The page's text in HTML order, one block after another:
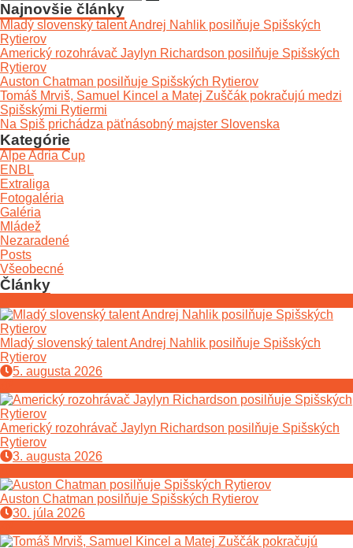
Najnovšie články
Mladý slovenský talent Andrej Nahlik posilňuje Spišských
Rytierov
Americký rozohrávač Jaylyn Richardson posilňuje Spišských
Rytierov
Auston Chatman posilňuje Spišských Rytierov
Tomáš Mrviš, Samuel Kincel a Matej Zuščák pokračujú medzi
Spišskými Rytiermi
Na Spiš prichádza päťnásobný majster Slovenska
Kategórie
Alpe Adria Cup
ENBL
Extraliga
Fotogaléria
Galéria
Mládež
Nezaradené
Posts
Všeobecné
Články
Mladý slovenský talent Andrej Nahlik posilňuje Spišských
Rytierov
5. augusta 2026
Americký rozohrávač Jaylyn Richardson posilňuje Spišských
Rytierov
3. augusta 2026
Auston Chatman posilňuje Spišských Rytierov
30. júla 2026